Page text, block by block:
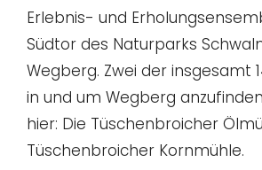
Erlebnis- und
Südtor des Naturparks
Wegberg. Zwei der insgesamt
in und um Wegberg
hier: Die Tüschenbroicher
Tüschenbroicher Kornmühle.